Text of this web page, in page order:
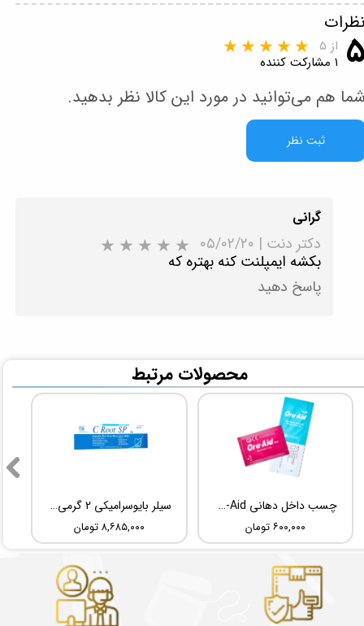
از ۵
★
۱ مشارکت کننده
هم می‌توانید در مورد این کالا نظر بدهید.
ثبت نظر
گرانی
دکتر دنت | ۰۵/۰۲/۲۰
بکشه ایمپلنت کنه بهتره که
پاسخ دهید
سیلر بایوسرامیکی 2 گرمی Root Dental Medical C-Root SP
۸,۶۸۵,۰۰۰ تومان
چسب داخل دهانی TBM Ora-Aid
۶۰۰,۰۰۰ تومان
​محصولات مرتبط